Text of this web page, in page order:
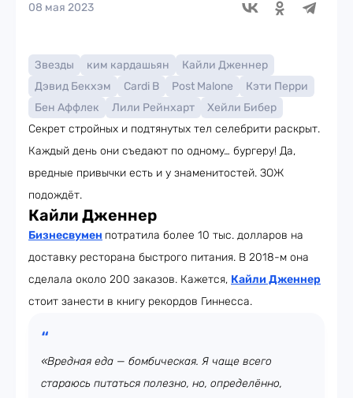
08 мая 2023
Звезды ким кардашьян
Кайли Дженнер
Дэвид Бекхэм
Cardi B Post Malone
Кэти Перри
Бен Аффлек
Лили Рейнхарт
Хейли Бибер
Секрет стройных и подтянутых тел селебрити раскрыт.
Каждый день они съедают по одному… бургеру! Да,
вредные привычки есть и у знаменитостей. ЗОЖ
подождёт.
Кайли Дженнер
Бизнесвумен потратила более 10 тыс. долларов на
доставку ресторана быстрого питания. В 2018-м она
сделала около 200 заказов. Кажется, Кайли Дженнер
стоит занести в книгу рекордов Гиннесса.
«Вредная еда — бомбическая. Я чаще всего
стараюсь питаться полезно, но, определённо,